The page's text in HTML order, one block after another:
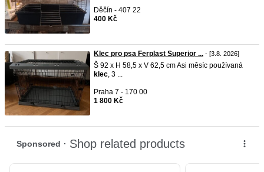
Děčín - 407 22
400 Kč
Klec pro psa Ferplast Superior ... - [3.8. 2026]
Š 92 x H 58,5 x V 62,5 cm Asi měsíc používaná
klec, 3 ...
Praha 7 - 170 00
1 800 Kč